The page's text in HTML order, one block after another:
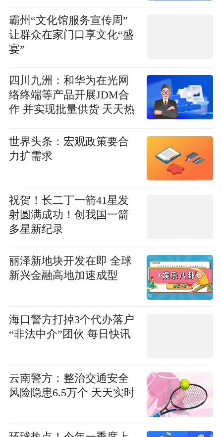
霸州“文化馆服务宣传周”
让群众在家门口享文化“盛
宴”
四川九洲：和华为在光网
络终端等产品开展JDM合
作 并实现批量供货 天天热
世界头条：宏观政策要合
力扩需求
祝贺！长二丁一箭41星发
射圆满成功！创我国一箭
多星新纪录
丽泽新地块开发在即 全球
新兴金融高地加速成型
海口警方打掉3个代办落户
“非法中介”团伙 每日快讯
云南警方：整治交通安全
风险隐患6.5万个 天天实时